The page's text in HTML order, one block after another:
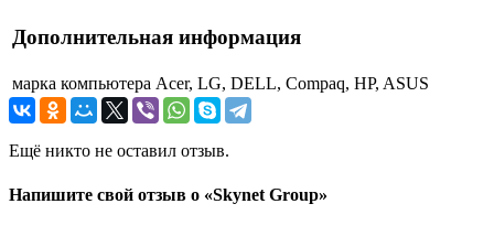
Дополнительная информация
марка компьютера Acer, LG, DELL, Compaq, HP, ASUS
Ещё никто не оставил отзыв.
Напишите свой отзыв о «Skynet Group»